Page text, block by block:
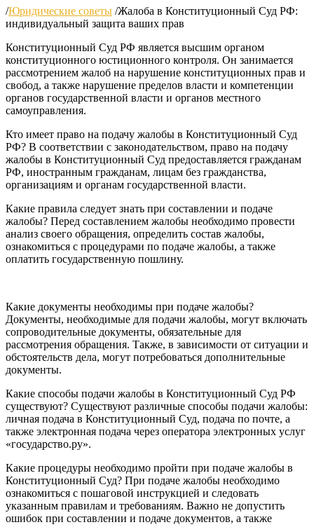
/Юридические советы /Жалоба в Конституционный Суд РФ:
индивидуальный защита ваших прав
Конституционный Суд РФ является высшим органом
конституционного юстиционного контроля. Он занимается
рассмотрением жалоб на нарушение конституционных прав и
свобод, а также нарушение пределов власти и компетенции
органов государственной власти и органов местного
самоуправления.
Кто имеет право на подачу жалобы в Конституционный Суд
РФ? В соответствии с законодательством, право на подачу
жалобы в Конституционный Суд предоставляется гражданам
РФ, иностранным гражданам, лицам без гражданства,
организациям и органам государственной власти.
Какие правила следует знать при составлении и подаче
жалобы? Перед составлением жалобы необходимо провести
анализ своего обращения, определить состав жалобы,
ознакомиться с процедурами по подаче жалобы, а также
оплатить государственную пошлину.
Какие документы необходимы при подаче жалобы?
Документы, необходимые для подачи жалобы, могут включать
сопроводительные документы, обязательные для
рассмотрения обращения. Также, в зависимости от ситуации и
обстоятельств дела, могут потребоваться дополнительные
документы.
Какие способы подачи жалобы в Конституционный Суд РФ
существуют? Существуют различные способы подачи жалобы:
личная подача в Конституционный Суд, подача по почте, а
также электронная подача через оператора электронных услуг
«государство.ру».
Какие процедуры необходимо пройти при подаче жалобы в
Конституционный Суд? При подаче жалобы необходимо
ознакомиться с пошаговой инструкцией и следовать
указанным правилам и требованиям. Важно не допустить
ошибок при составлении и подаче документов, а также